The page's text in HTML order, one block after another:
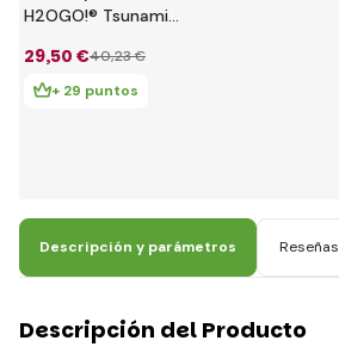
H2OGO!® Tsunami
tobogán para 2
personas 488 x 143
29,50 €40,23 €
+ 29 puntos
Descripción y parámetros Reseñas
Descripción del Producto